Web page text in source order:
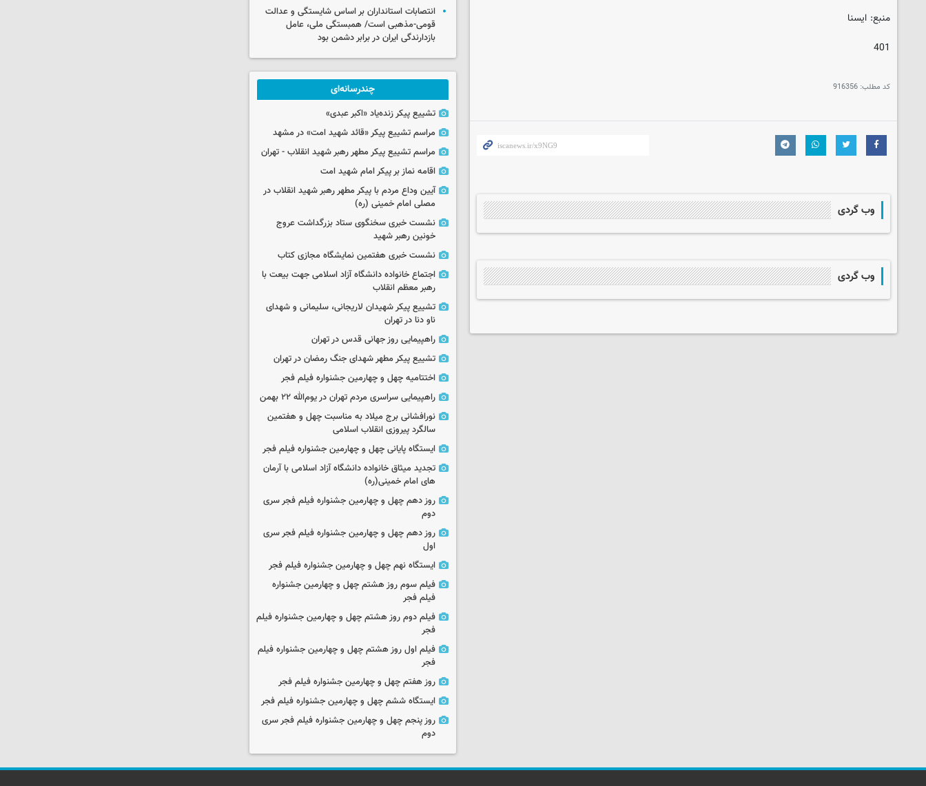
منبع: ایسنا
401
کد مطلب: 916356
وب گردی
وب گردی
انتصابات استانداران بر اساس شایستگی و عدالت
قومی-مذهبی است/ همبستگی ملی، عامل
بازدارندگی ایران در برابر دشمن بود
چندرسانه‌ای
تشییع پیکر زنده‌یاد «اکبر عبدی»
مراسم تشییع پیکر «قائد شهید امت» در مشهد
مراسم تشییع پیکر مطهر رهبر شهید انقلاب - تهران
اقامه نماز بر پیکر امام شهید امت
آیین وداع مردم با پیکر مطهر رهبر شهید انقلاب در
مصلی امام خمینی (ره)
نشست خبری سخنگوی ستاد بزرگداشت عروج
خونین رهبر شهید
نشست خبری هفتمین نمایشگاه مجازی کتاب
اجتماع خانواده دانشگاه آزاد اسلامی جهت بیعت با
رهبر معظم انقلاب
تشییع پیکر شهیدان لاریجانی، سلیمانی و شهدای
ناو دنا در تهران
راهپیمایی روز جهانی قدس در تهران
تشییع پیکر مطهر شهدای جنگ رمضان در تهران
اختتامیه چهل و چهارمین جشنواره فیلم فجر
راهپیمایی سراسری مردم تهران در یوم‌الله ۲۲ بهمن
نورافشانی برج میلاد به مناسبت چهل‌ و هفتمین
سالگرد پیروزی انقلاب اسلامی
ایستگاه پایانی چهل و چهارمین جشنواره فیلم فجر
تجدید میثاق خانواده دانشگاه آزاد اسلامی با آرمان
های امام خمینی(ره)
روز دهم چهل و چهارمین جشنواره فیلم فجر سری
دوم
روز دهم چهل و چهارمین جشنواره فیلم فجر سری
اول
ایستگاه نهم چهل و چهارمین جشنواره فیلم فجر
فیلم سوم روز هشتم چهل و چهارمین جشنواره
فیلم فجر
فیلم دوم روز هشتم چهل و چهارمین جشنواره فیلم
فجر
فیلم اول روز هشتم چهل و چهارمین جشنواره فیلم
فجر
روز هفتم چهل و چهارمین جشنواره فیلم فجر
ایستگاه ششم چهل و چهارمین جشنواره فیلم فجر
روز پنجم چهل و چهارمین جشنواره فیلم فجر سری
دوم